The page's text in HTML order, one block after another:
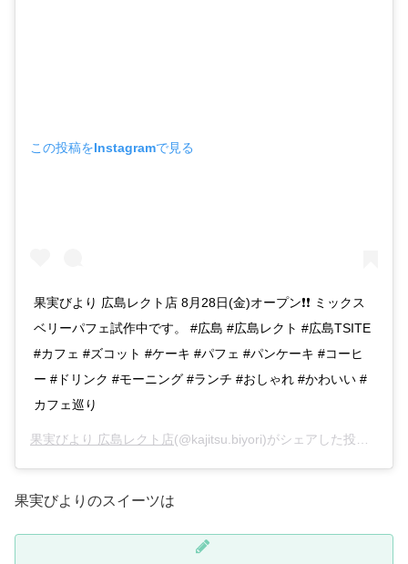
この投稿をInstagramで見る
果実びより 広島レクト店 8月28日(金)オープン❗❗ ミックス
ベリーパフェ試作中です。 #広島 #広島レクト #広島TSITE
#カフェ #ズコット #ケーキ #パフェ #パンケーキ #コーヒ
ー #ドリンク #モーニング #ランチ #おしゃれ #かわいい #
カフェ巡り
果実びより 広島レクト店(@kajitsu.biyori)がシェアした投稿 –
果実びよりのスイーツは